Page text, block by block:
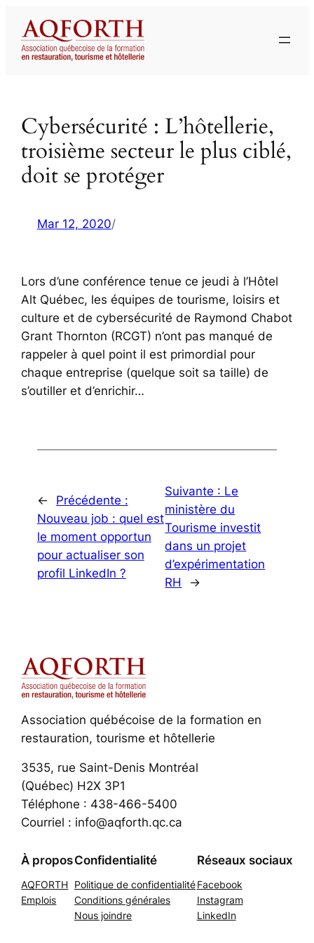
contenu
Cybersécurité : L’hôtellerie,
troisième secteur le plus ciblé,
doit se protéger
Mar 12, 2020/
Lors d’une conférence tenue ce jeudi à l’Hôtel
Alt Québec, les équipes de tourisme, loisirs et
culture et de cybersécurité de Raymond Chabot
Grant Thornton (RCGT) n’ont pas manqué de
rappeler à quel point il est primordial pour
chaque entreprise (quelque soit sa taille) de
s’outiller et d’enrichir…
←
Précédente :
Nouveau job : quel est
le moment opportun
pour actualiser son
profil LinkedIn ?
Suivante : Le
ministère du
Tourisme investit
dans un projet
d’expérimentation
RH
→
Association québécoise de la formation en
restauration, tourisme et hôtellerie
3535, rue Saint-Denis Montréal
(Québec) H2X 3P1
Téléphone : 438-466-5400
Courriel : info@aqforth.qc.ca
À propos
AQFORTH
Emplois
Confidentialité
Politique de confidentialité
Conditions générales
Nous joindre
Réseaux sociaux
Facebook
Instagram
LinkedIn